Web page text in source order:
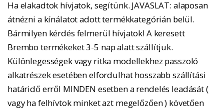
Ha elakadtok hívjatok, segítünk. JAVASLAT: alaposan
átnézni a kínálatot adott termékkategórián belül.
Bármilyen kérdés felmerül hívjatok! A keresett
Brembo termékeket 3-5 nap alatt szállítjuk.
Különlegességek vagy ritka modellekhez passzoló
alkatrészek esetében elfordulhat hosszabb szállítási
határidő erről MINDEN esetben a rendelés leadását (
vagy ha felhívtok minket azt megelőzően ) követően